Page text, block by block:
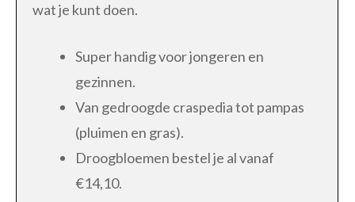
wat je kunt doen.
Super handig voor jongeren en
gezinnen.
Van gedroogde craspedia tot pampas
(pluimen en gras).
Droogbloemen bestel je al vanaf
€14,10.